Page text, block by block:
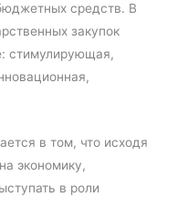
средств. В
закупок
стимулирующая,
в том, что исходя
экономику,
в роли